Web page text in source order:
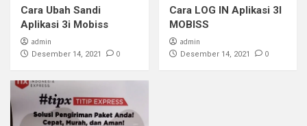
Cara Ubah Sandi
Aplikasi 3i Mobiss
admin
Desember 14, 2021 0
Cara LOG IN Aplikasi 3I
MOBISS
admin
Desember 14, 2021 0